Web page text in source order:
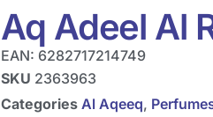
Aq Adeel Al
EAN: 6282717214749
SKU 2363963
Categories Al Aqeeq,